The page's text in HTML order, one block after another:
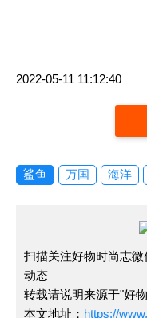
2022-05-11 11:12:40
鲨鱼 万国 海洋
扫描关注好物时尚志
动态
转载请说明来源于"好
本文地址： https://